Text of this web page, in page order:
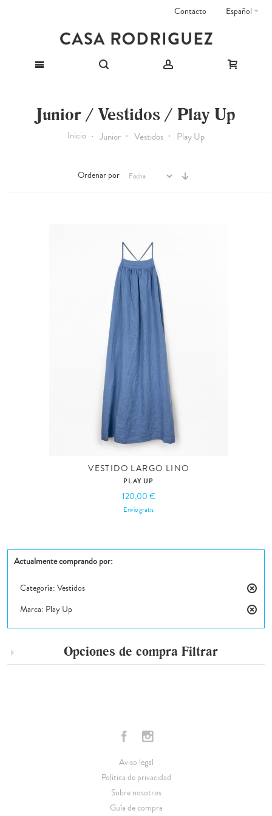
Español
Contacto
Junior / Vestidos / Play Up
Inicio Junior Vestidos Play Up
Ordenar por
VESTIDO LARGO LINO
PLAY UP
120,00 €
Envío gratis
Actualmente comprando por:
este
Categoría: Vestidos
este
Marca: Play Up
Opciones de compra Filtrar
Aviso legal
Política de privacidad
Sobre nosotros
Guía de compra